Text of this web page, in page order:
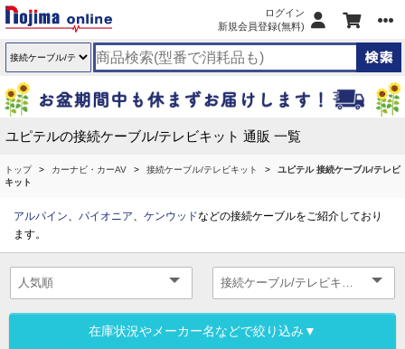
ログイン
新規会員登録(無料)
ユピテルの接続ケーブル/テレビキット 通販 一覧
トップ カーナビ・カーAV 接続ケーブル/テレビキット
ユピテル 接続ケーブル/テレビ
キット
アルパイン、 パイオニア、 ケンウッドなどの接続ケーブルをご紹介しており
ます。
在庫状況やメーカー名などで絞り込み▼